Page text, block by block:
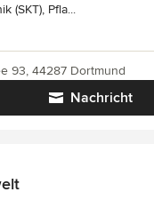
(SKT), Pfla...
Nachricht
93, 44287 Dortmund